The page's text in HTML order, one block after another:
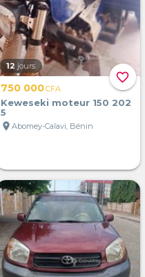
favorite_border
12 jours
750 000CFA
Keweseki moteur 150 202
5
location_on Abomey-Calavi, Bénin